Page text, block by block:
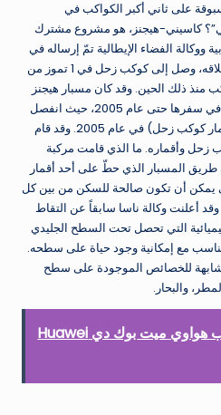
على ثاني أكبر الكواكب في
كاسيني-هيجنز، هو مشروع مشترك
ووكالة الفضاء الإيطالية تمّ إرساله في
عام 1997. بعد سبعة أعوام من انطلاقه، وصل إلى كوكب زحل في 1 تموز من
منذ ذلك الحين. وقد كان مسبار هيجنز
ملحقاً مع المركبة الفضائية ولازمها في سفرها حتى عام 2005، حيث انفصل
عنها وحطّ على قمر تايتان (أكبر أقمار كوكب زحل) في عام 2005. وقد قام
زحل وأقماره. ما الذي قامت مركبة
طريق المسبار الذي حطّ على أحد أقمار
يمكن أن تكون صالحة للسكن من بين كل
أعلنت وكالة ناسا سابقاً عن التقاط
التي تحصل تحت السطح الجليدي
مع إمكانية وجود حياة على سطحه.
للخصائص الموجودة على سطح
والبحار.
أسعار ومواصفات لاب توب هواوي ميت بوك دي Huawei